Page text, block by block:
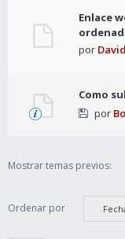
Enlace
por
Como
por
Mostrar temas previos:
Ordenar por